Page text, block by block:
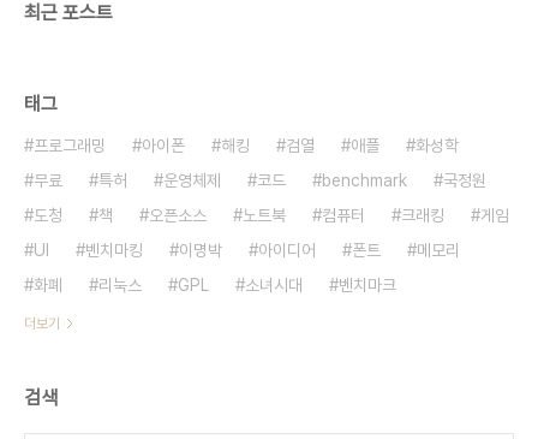
보..
최근 포스트
태그
프로그래밍 아이폰 해킹 검열 애플
화성학
무료
특허 운영체제 코드 benchmark
국정원
도청
책 오픈소스 노트북 컴퓨터 크래킹
게임
UI
벤치마킹 이명박 아이디어 폰트
메모리
화폐
리눅스 GPL 소녀시대 벤치마크
더보기
검색